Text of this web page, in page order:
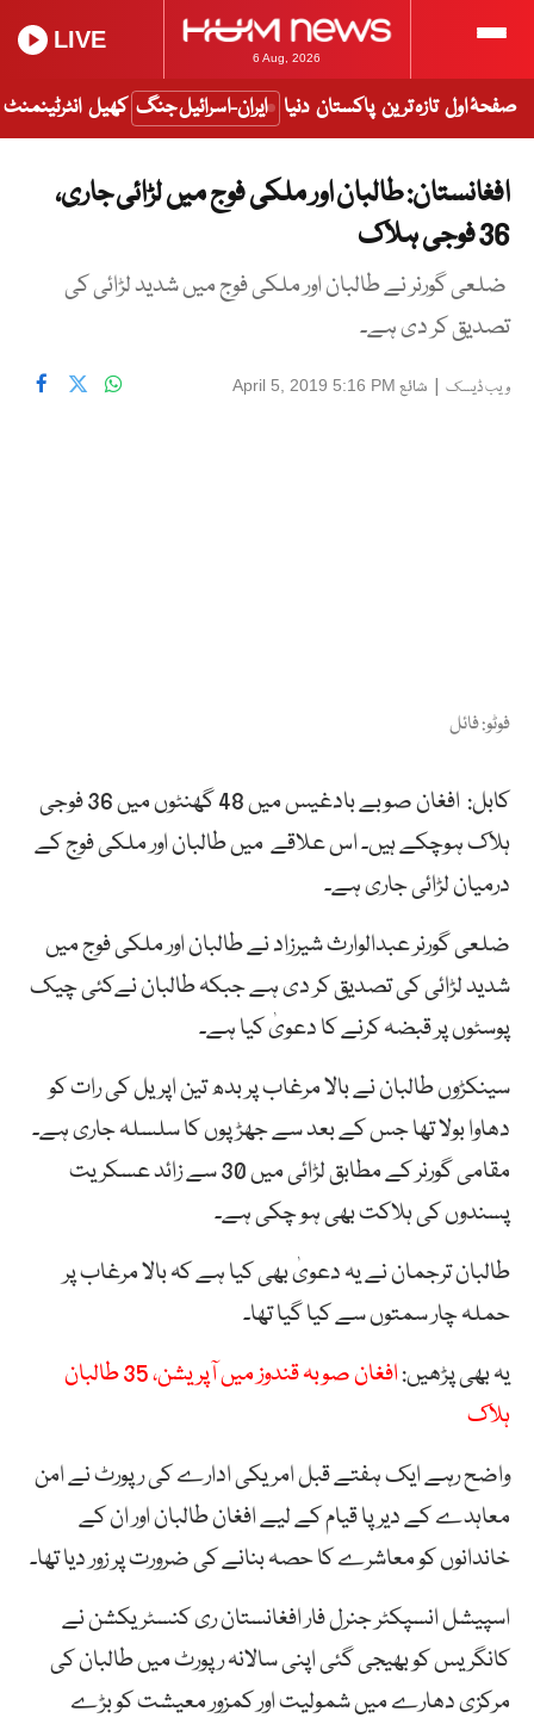
6 Aug, 2026
LIVE
صفحۂ اول تازہ ترین پاکستان دنیا ایران-اسرائیل جنگ کھیل انٹرٹینمنٹ
افغانستان: طالبان اور ملکی فوج میں لڑائی جاری،
36 فوجی ہلاک
ضلعی گورنر نے طالبان اور ملکی فوج میں شدید لڑائی کی
تصدیق کر دی ہے۔
ویب ڈیسک | شائع April 5, 2019 5:16 PM
فوٹو: فائل
کابل: افغان صوبے بادغیس میں 48 گھنٹوں میں 36 فوجی
ہلاک ہوچکے ہیں۔ اس علاقے میں طالبان اور ملکی فوج کے
درمیان لڑائی جاری ہے۔
ضلعی گورنر عبدالوارث شیرزاد نے طالبان اور ملکی فوج میں
شدید لڑائی کی تصدیق کر دی ہے جبکہ طالبان نےکئی چیک
پوسٹوں پر قبضہ کرنے کا دعویٰ کیا ہے۔
سینکڑوں طالبان نے بالا مرغاب پر بدھ تین اپریل کی رات کو
دھاوا بولا تھا جس کے بعد سے جھڑپوں کا سلسلہ جاری ہے۔
مقامی گورنر کے مطابق لڑائی میں 30 سے زائد عسکریت
پسندوں کی ہلاکت بھی ہو چکی ہے۔
طالبان ترجمان نے یہ دعویٰ بھی کیا ہے کہ بالا مرغاب پر
حملہ چار سمتوں سے کیا گیا تھا۔
یہ بھی پڑھیں:
افغان صوبہ قندوز میں آپریشن، 35 طالبان
ہلاک
واضح رہے ایک ہفتے قبل امریکی ادارے کی رپورٹ نے امن
معاہدے کے دیرپا قیام کے لیے افغان طالبان اور ان کے
خاندانوں کو معاشرے کا حصہ بنانے کی ضرورت پر زور دیا تھا۔
اسپیشل انسپکٹر جنرل فار افغانستان ری کنسٹریکشن نے
کانگریس کو بھیجی گئی اپنی سالانہ رپورٹ میں طالبان کی
مرکزی دھارے میں شمولیت اور کمزور معیشت کو بڑے